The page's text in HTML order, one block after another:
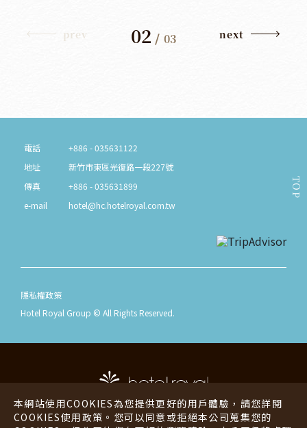
prev 02 /03 next
本網站使用COOKIES為您提供更好的用戶體驗，請您詳閱
COOKIES使用政策。您可以同意或拒絕本公司蒐集您的
TOP
電話
+886 - 035631122
地址
新竹市東區光復路一段227號
傳真
+886 - 035631899
e-mail
hotel@hc.hotelroyal.com.tw
隱私權政策
Hotel Royal Group © All Rights Reserved.